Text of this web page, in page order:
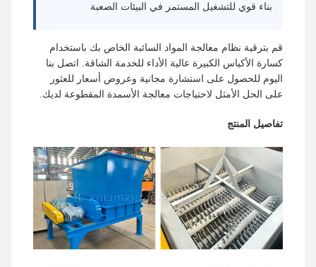
بناء قوي للتشغيل المستمر في البيئات الصعبة
قم بترقية نظام معالجة المواد السائبة الخاص بك باستخدام
كسارة الأكياس الكبيرة عالية الأداء للخدمة الشاقة. اتصل بنا
اليوم للحصول على استشارة مجانية وعروض أسعار للعثور
على الحل الأمثل لاحتياجات معالجة الأسمدة المقطوعة لديك.
تفاصيل المنتج